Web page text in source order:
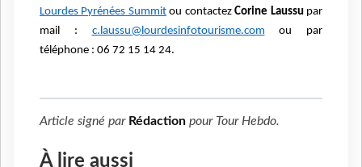
Lourdes Pyrénées Summitou contactezCorine Laussu par
mail : c.laussu@lourdesinfotourisme.com ou par
téléphone : 06 72 15 14 24.
Article signé par Rédaction pour Tour Hebdo.
À lire aussi